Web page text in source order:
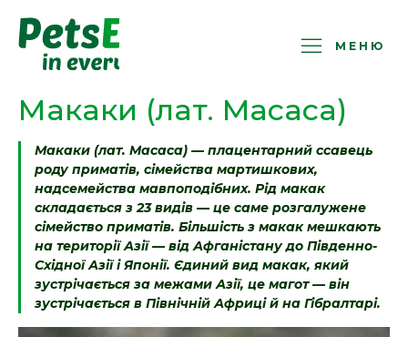
МЕНЮ
Макаки (лат. Macaca)
Макаки (лат. Macaca) — плацентарний ссавець
роду приматів, сімейства мартишкових,
надсемейства мавпоподібних. Рід макак
складається з 23 видів — це саме розгалужене
сімейство приматів. Більшість з макак мешкають
на території Азії — від Афганістану до Південно-
Східної Азії і Японії. Єдиний вид макак, який
зустрічається за межами Азії, це магот — він
зустрічається в Північній Африці й на Гібралтарі.